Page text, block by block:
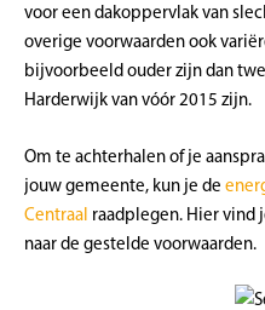
voor een dakoppervlak van
overige voorwaarden ook
bijvoorbeeld ouder zijn dan
Harderwijk van vóór 2015 zijn.
Om te achterhalen of je
jouw gemeente, kun je de
Centraal raadplegen. Hier vind
naar de gestelde voorwaarden.